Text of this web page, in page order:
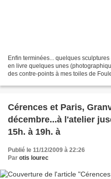
Enfin terminées... quelques
en livre quelques unes
des contre-points à mes toiles de
Cérences et Paris,
décembre...à l'atelier
15h. à 19h. à
Publié le 11/12/2009 à 22:26
Par otis lourec